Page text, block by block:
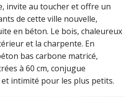
invite au toucher et offre un
de cette ville nouvelle,
en béton. Le bois, chaleureux
et la charpente. En
bas carbone matricé,
à 60 cm, conjugue
intimité pour les plus petits.